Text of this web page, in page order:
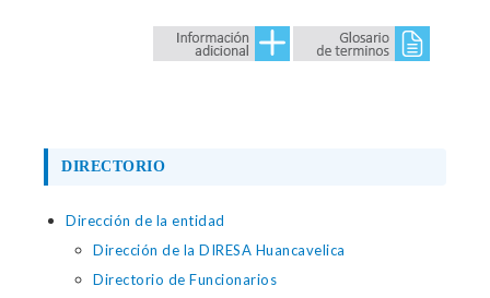
DIRECTORIO
Dirección de la entidad
Dirección de la DIRESA Huancavelica
Directorio de Funcionarios